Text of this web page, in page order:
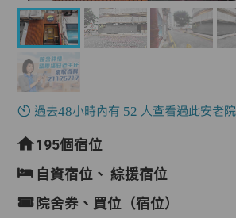
過去48小時內有 52 人查看過此安老院
195個宿位
自資宿位、綜援宿位
院舍券、買位（宿位）